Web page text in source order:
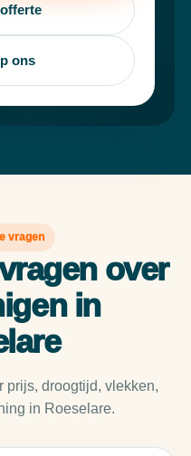
ons
vragen
over
in
prijs, droogtijd, vlekken,
in Roeselare.